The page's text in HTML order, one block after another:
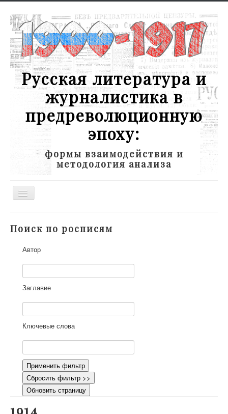
Русская литература и
журналистика в
предреволюционную
эпоху:
формы взаимодействия и
методология анализа
Toggle
Участники
Научная работа
Как работать с сайтом
Контакты
Поиск по росписям
Автор
Заглавие
Ключевые слова
Применить фильтр
Сбросить фильтр >>
Обновить страницу
1914